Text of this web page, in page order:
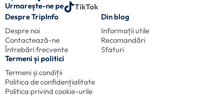
Urmarește-ne pe
TikTok
Despre TripInfo
Despre noi
Contactează-ne
Întrebări frecvente
Din blog
Informații utile
Recomandări
Sfaturi
Termeni și politici
Termeni și condiții
Politica de confidențialitate
Politica privind cookie-urile